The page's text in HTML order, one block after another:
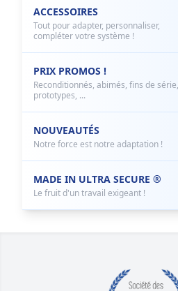
ACCESSOIRES
Tout pour adapter, personnaliser,
compléter votre système !
PRIX PROMOS !
Reconditionnés, abimés, fins de série,
prototypes, ...
NOUVEAUTÉS
Notre force est notre adaptation !
MADE IN ULTRA SECURE ®
Le fruit d'un travail exigeant !